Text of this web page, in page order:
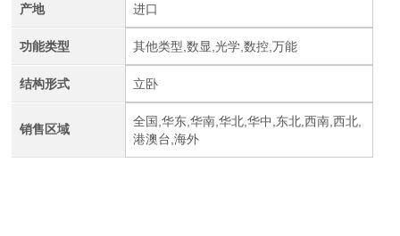
产地 进口
功能类型 其他类型,数显,光学,数控,万能
结构形式 立卧
销售区域
全国,华东,华南,华北,华中,东北,西南,西北,
港澳台,海外